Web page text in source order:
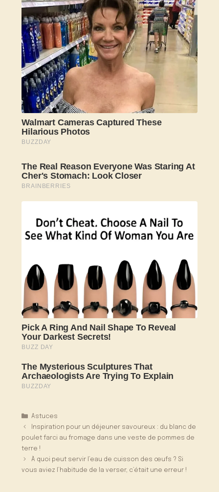
Catégories
Astuces
Inspiration pour un déjeuner savoureux : du blanc de
poulet farci au fromage dans une veste de pommes de
terre !
À quoi peut servir l’eau de cuisson des œufs ? Si
vous aviez l’habitude de la verser, c’était une erreur !